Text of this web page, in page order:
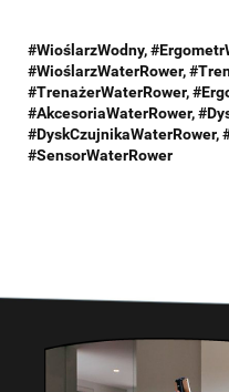
#WioślarzWodny,
#WioślarzWaterRower,
#TrenażerWaterRower,
#AkcesoriaWaterRower,
#DyskCzujnikaWaterRower,
#SensorWaterRower